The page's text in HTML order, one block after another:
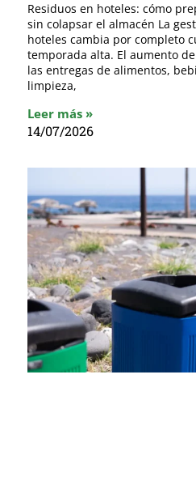
Residuos en hoteles: cómo
sin colapsar el almacén La
hoteles cambia por completo
temporada alta. El aumento
las entregas de alimentos,
limpieza,
Leer más »
14/07/2026